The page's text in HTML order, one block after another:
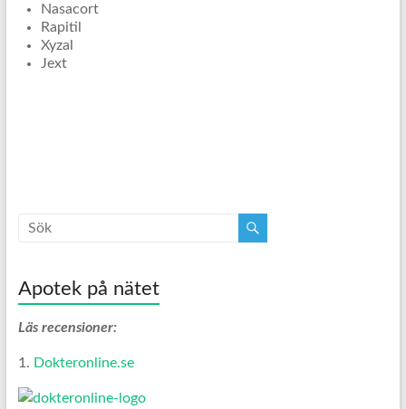
Nasacort
Rapitil
Xyzal
Jext
Apotek på nätet
Läs recensioner:
1. Dokteronline.se